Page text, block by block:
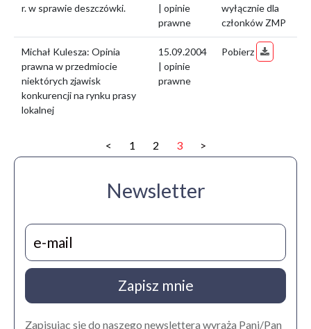
r. w sprawie deszczówki.
| opinie
prawne
wyłącznie dla
członków ZMP
Michał Kulesza: Opinia
prawna w przedmiocie
niektórych zjawisk
konkurencji na rynku prasy
lokalnej
15.09.2004
| opinie
prawne
Pobierz
< 1 2 3 >
Newsletter
Zapisz mnie
Zapisując się do naszego newslettera wyraża Pani/Pan